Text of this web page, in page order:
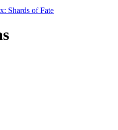
Shards of Fate